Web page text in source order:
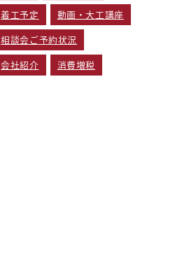
着工予定
動画・大工講座
相談会ご予約状況
会社紹介
消費増税